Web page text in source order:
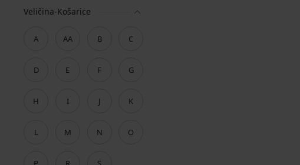
Veličina-Košarice
A AA B C
D E F G
H I J K
L M N O